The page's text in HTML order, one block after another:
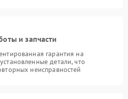
и запчасти
гарантия на
детали, что
неисправностей